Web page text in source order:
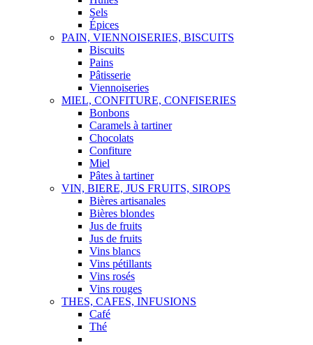
Sels
Épices
PAIN, VIENNOISERIES, BISCUITS
Biscuits
Pains
Pâtisserie
Viennoiseries
MIEL, CONFITURE, CONFISERIES
Bonbons
Caramels à tartiner
Chocolats
Confiture
Miel
Pâtes à tartiner
VIN, BIERE, JUS FRUITS, SIROPS
Bières artisanales
Bières blondes
Jus de fruits
Jus de fruits
Vins blancs
Vins pétillants
Vins rosés
Vins rouges
THES, CAFES, INFUSIONS
Café
Thé